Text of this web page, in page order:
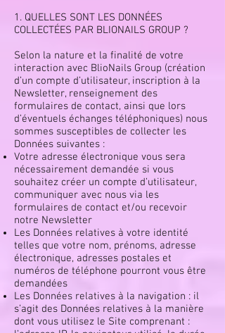
1. QUELLES SONT LES DONNÉES
COLLECTÉES PAR BLIONAILS GROUP ?
Selon la nature et la finalité de votre
interaction avec BlioNails Group (création
d’un compte d’utilisateur, inscription à la
Newsletter, renseignement des
formulaires de contact, ainsi que lors
d’éventuels échanges téléphoniques) nous
sommes susceptibles de collecter les
Données suivantes :
Votre adresse électronique vous sera
nécessairement demandée si vous
souhaitez créer un compte d’utilisateur,
communiquer avec nous via les
formulaires de contact et/ou recevoir
notre Newsletter
Les Données relatives à votre identité
telles que votre nom, prénoms, adresse
électronique, adresses postales et
numéros de téléphone pourront vous être
demandées
Les Données relatives à la navigation : il
s’agit des Données relatives à la manière
dont vous utilisez le Site comprenant :